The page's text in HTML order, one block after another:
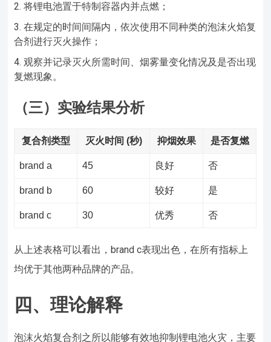
将锂电池置于特制容器内并点燃；
在规定的时间间隔内，依次使用不同种类的泡沫火焰复
合剂进行灭火操作；
观察并记录灭火所需时间、烟雾量变化情况及是否出现
复燃现象。
（三）实验结果分析
复合剂类型 灭火时间 (秒) 抑烟效果 是否复燃
brand a 45 良好 否
brand b 60 较好 是
brand c 30 优秀 否
从上述表格可以看出，brand c表现出色，在所有指标上
均优于其他两种品牌的产品。
四、理论解释
泡沫火焰复合剂之所以能够有效地抑制锂电池火灾，主要